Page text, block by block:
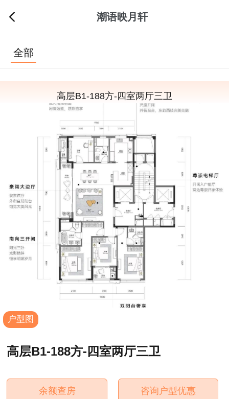
潮语映月轩
全部
高层B1-188方-四室两厅三卫
户型图
高层B1-188方-四室两厅三卫
余额查房 咨询户型优惠